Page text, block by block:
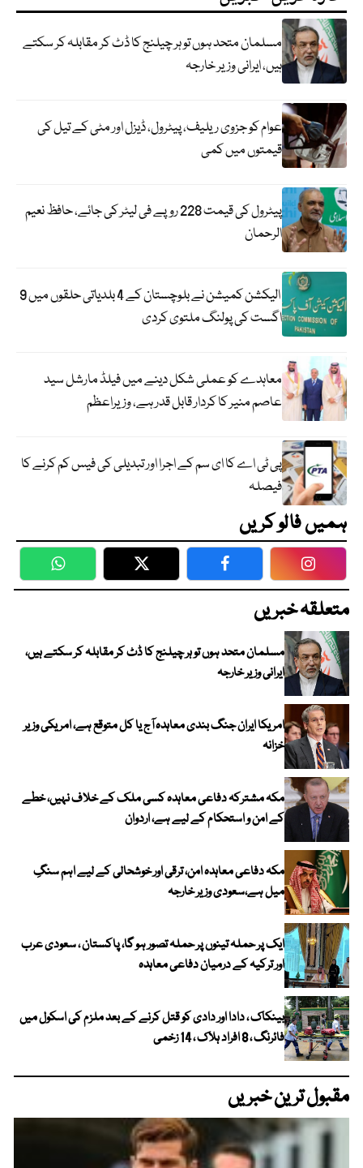
مسلمان متحد ہوں تو ہر چیلنج کا ڈٹ کر مقابلہ کر سکتے
ہیں، ایرانی وزیر خارجہ
عوام کو جزوی ریلیف، پیٹرول، ڈیزل اور مٹی کے تیل کی
قیمتوں میں کمی
پیٹرول کی قیمت 228 روپے فی لیٹر کی جائے، حافظ نعیم
الرحمان
الیکشن کمیشن نے بلوچستان کے 4 بلدیاتی حلقوں میں 9
اگست کی پولنگ ملتوی کردی
معاہدے کو عملی شکل دینے میں فیلڈ مارشل سید
عاصم منیر کا کردار قابل قدر ہے، وزیراعظم
پی ٹی اے کا ای سم کے اجرا اور تبدیلی کی فیس کم کرنے کا
فیصلہ
ہمیں فالو کریں
WhatsApp Twitter Facebook
متعلقہ خبریں
مسلمان متحد ہوں تو ہر چیلنج کا ڈٹ کر مقابلہ کر سکتے ہیں،
ایرانی وزیر خارجہ
امریکا ایران جنگ بندی معاہدہ آج یا کل متوقع ہے، امریکی وزیر
خزانہ
مکہ مشترکہ دفاعی معاہدہ کسی ملک کے خلاف نہیں، خطے
کے امن و استحکام کے لیے ہے، اردوان
مکہ دفاعی معاہدہ امن، ترقی اور خوشحالی کے لیے اہم سنگِ
میل ہے،سعودی وزیر خارجہ
ایک پر حملہ تینوں پر حملہ تصور ہو گا، پاکستان ، سعودی عرب
اور ترکیہ کے درمیان دفاعی معاہدہ
بینکاک ، دادا اور دادی کو قتل کرنے کے بعد ملزم کی اسکول میں
فائرنگ ، 8 افراد ہلاک ، 14 زخمی
مقبول ترین خبریں